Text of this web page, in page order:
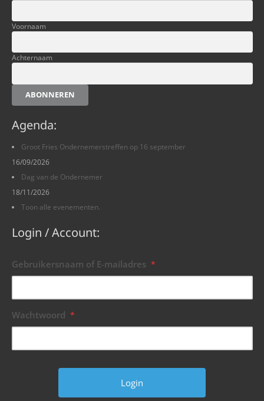
Voornaam
Achternaam
ABONNEREN
Agenda:
Groot Fries Ondernemerstreffen op 16 september
16/09/2026
Dag van de Ondernemer
18/11/2026
Toon alle evenementen.
Login / Account:
Gebruikersnaam of E-mailadres *
Wachtwoord *